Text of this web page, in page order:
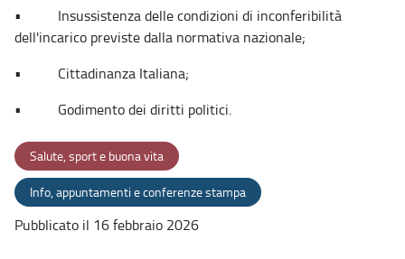
• Insussistenza delle condizioni di inconferibilità
dell'incarico previste dalla normativa nazionale;
• Cittadinanza Italiana;
• Godimento dei diritti politici.
Salute, sport e buona vita
Info, appuntamenti e conferenze stampa
Pubblicato il 16 febbraio 2026